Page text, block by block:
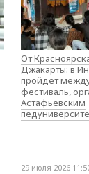
От
Джакарты: в
пройдёт
фестиваль,
Астафьевским
29 июля 2026